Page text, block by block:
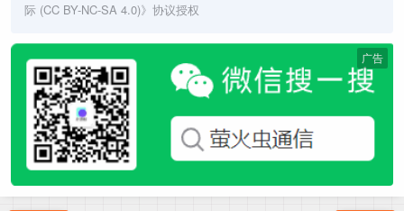
际 (CC BY-NC-SA 4.0)》协议授权
广告